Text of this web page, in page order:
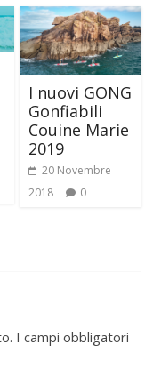
I nuovi GONG
Gonfiabili
Couine Marie
2019
20 Novembre
2018
0
I campi obbligatori